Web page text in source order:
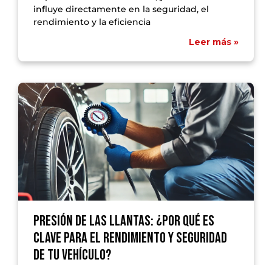
influye directamente en la seguridad, el
rendimiento y la eficiencia
Leer más »
Presión de las llantas: ¿Por qué es
clave para el rendimiento y seguridad
de tu vehículo?